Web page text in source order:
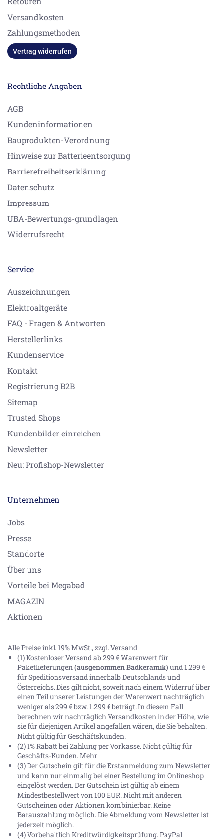
Versandkosten
Zahlungsmethoden
Vertrag widerrufen
Rechtliche Angaben
AGB
Kundeninformationen
Bauprodukten-Verordnung
Hinweise zur Batterieentsorgung
Barrierefreiheitserklärung
Datenschutz
Impressum
UBA-Bewertungs-grundlagen
Widerrufsrecht
Service
Auszeichnungen
Elektroaltgeräte
FAQ - Fragen & Antworten
Herstellerlinks
Kundenservice
Kontakt
Registrierung B2B
Sitemap
Trusted Shops
Kundenbilder einreichen
Newsletter
Neu: Profishop-Newsletter
Unternehmen
Jobs
Presse
Standorte
Über uns
Vorteile bei Megabad
MAGAZIN
Aktionen
Alle Preise inkl. 19% MwSt., zzgl. Versand
(1) Kostenloser Versand ab 299 € Warenwert für
Paketlieferungen(ausgenommen Badkeramik) und 1.299 €
für Speditionsversand innerhalb Deutschlands und
Österreichs. Dies gilt nicht, soweit nach einem Widerruf über
einen Teil unserer Leistungen der Warenwert nachträglich
weniger als 299 € bzw. 1.299 € beträgt. In diesem Fall
berechnen wir nachträglich Versandkosten in der Höhe, wie
sie für diejenigen Artikel angefallen wären, die Sie behalten.
Nicht gültig für Geschäftskunden.
(2) 1% Rabatt bei Zahlung per Vorkasse. Nicht gültig für
Geschäfts-Kunden.Mehr
(3) Der Gutschein gilt für die Erstanmeldung zum Newsletter
und kann nur einmalig bei einer Bestellung im Onlineshop
eingelöst werden. Der Gutschein ist gültig ab einem
Mindestbestellwert von 100 EUR. Nicht mit anderen
Gutscheinen oder Aktionen kombinierbar. Keine
Barauszahlung möglich. Die Abmeldung vom Newsletter ist
jederzeit möglich.
(4) Vorbehaltlich Kreditwürdigkeitsprüfung. PayPal